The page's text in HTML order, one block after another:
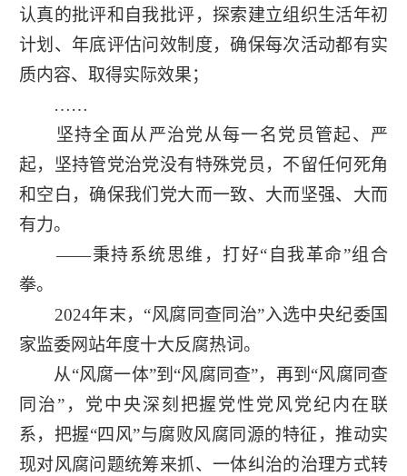
认真的批评和自我批评，探索建立组织生活年初
计划、年底评估问效制度，确保每次活动都有实
质内容、取得实际效果；
……
坚持全面从严治党从每一名党员管起、严
起，坚持管党治党没有特殊党员，不留任何死角
和空白，确保我们党大而一致、大而坚强、大而
有力。
——秉持系统思维，打好“自我革命”组合
拳。
2024年末，“风腐同查同治”入选中央纪委国
家监委网站年度十大反腐热词。
从“风腐一体”到“风腐同查”，再到“风腐同查
同治”，党中央深刻把握党性党风党纪内在联
系，把握“四风”与腐败风腐同源的特征，推动实
现对风腐问题统筹来抓、一体纠治的治理方式转